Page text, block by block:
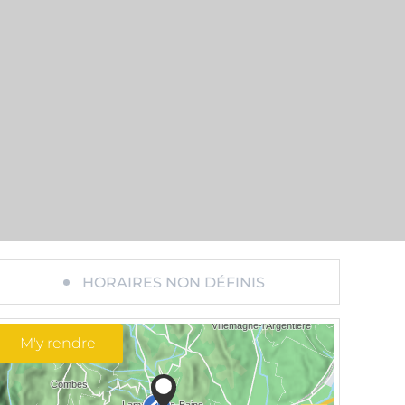
HORAIRES NON DÉFINIS
M'y rendre